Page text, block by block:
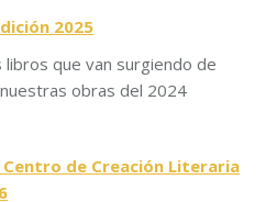
2025
que van surgiendo de
obras del 2024
de Creación Literaria